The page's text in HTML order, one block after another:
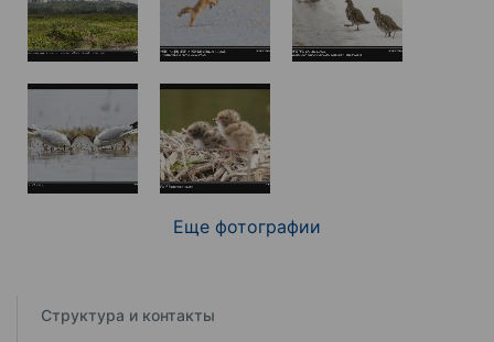
Еще фотографии
Структура и контакты